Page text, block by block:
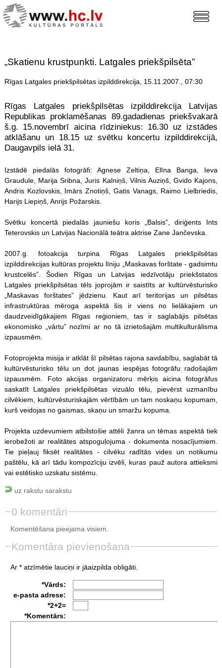
„Skatienu krustpunkti. Latgales priekšpilsēta”
Rīgas Latgales priekšpilsētas izpilddirekcija, 15.11.2007., 07:30
Rīgas Latgales priekšpilsētas izpilddirekcija Latvijas
Republikas proklamēšanas 89.gadadienas priekšvakarā
š.g. 15.novembrī aicina rīdziniekus: 16.30 uz izstādes
atklāšanu un 18.15 uz svētku koncertu izpilddirekcijā,
Daugavpils ielā 31.
Izstādē piedalās fotogrāfi: Agnese Zeltiņa, Elīna Banga, Ieva
Graudule, Marija Sribna, Juris Kalniņš, Vilnis Auziņš, Gvido Kajons,
Andris Kozlovskis, Imārs Znotiņš, Gatis Vanags, Raimo Lielbriedis,
Harijs Liepiņš, Anrijs Požarskis.
Svētku koncertā piedalās jauniešu koris „Balsis”, diriģents Ints
Teterovskis un Latvijas Nacionālā teātra aktrise Zane Jančevska.
2007.g. fotoakcija turpina Rīgas Latgales priekšpilsētas
izpilddirekcijas kultūras projektu līniju „Maskavas forštate - gadsimtu
krustcelēs”. Šodien Rīgas un Latvijas iedzīvotāju priekšstatos
Latgales priekšpilsētas tēls joprojām ir saistīts ar kultūrvēsturisko
„Maskavas forštates” jēdzienu. Kaut arī teritorijas un pilsētas
infrastruktūras mēroga aspektā šis ir viens no lielākajiem un
daudzveidīgākajiem Rīgas reģioniem, tas ir saglabājis pilsētas
ekonomisko „vārtu” nozīmi ar no tā izrietošajām multikulturālisma
izpausmēm.
Fotoprojekta misija ir atklāt šī pilsētas rajona savdabību, saglabāt tā
kultūrvēsturisko tēlu un dot jaunas iespējas fotogrāfu radošajām
izpausmēm. Foto akcijas organizatoru mērķis aicina fotogrāfus
saskatīt Latgales priekšpilsētas vizuālo tēlu, pievērst uzmanību
cilvēkiem, kultūrvēsturiskajām vērtībām un tam noskaņu kopumam,
kurš veidojas no gaismas, skaņu un smaržu kopuma.
Projekta uzdevumiem atbilstošie attēli žanra un tēmas aspektā tiek
ierobežoti ar realitātes atspoguļojuma - dokumenta nosacījumiem.
Tie pieļauj fiksēt realitātes - cilvēku radītās vides un notikumu
paštēlu, kā arī tādu kompozīciju izvēli, kuras pauž autora attieksmi
vai estētisko uzskatu sistēmu.
uz rakstu sarakstu
0 komentāri
Komentēšana pieejama visiem.
Komentāra pievienošana
Ar * atzīmētie lauciņi ir jāaizpilda obligāti.
*Vārds:
e-pasta adrese:
*2+2=
*Komentārs: